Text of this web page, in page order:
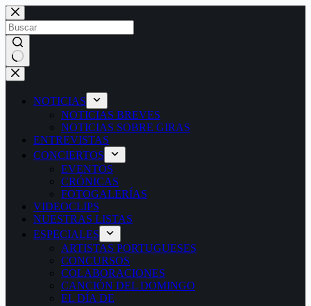
Saltar
al
contenido
Sin
resultados
NOTICIAS
NOTICIAS BREVES
NOTICIAS SOBRE GIRAS
ENTREVISTAS
CONCIERTOS
EVENTOS
CRÓNICAS
FOTOGALERÍAS
VIDEOCLIPS
NUESTRAS LISTAS
ESPECIALES
ARTISTAS PORTUGUESES
CONCURSOS
COLABORACIONES
CANCIÓN DEL DOMINGO
EL DÍA DE